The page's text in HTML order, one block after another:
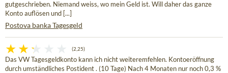
gutgeschrieben. Niemand weiss, wo mein Geld ist. Will daher das ganze
Konto auflösen und [...]
Postova banka Tagesgeld
(2,25)
Das VW Tagesgeldkonto kann ich nicht weiteremfehlen. Kontoeröffnung
durch umständliches Postident . (10 Tage) Nach 4 Monaten nur noch 0,3 %